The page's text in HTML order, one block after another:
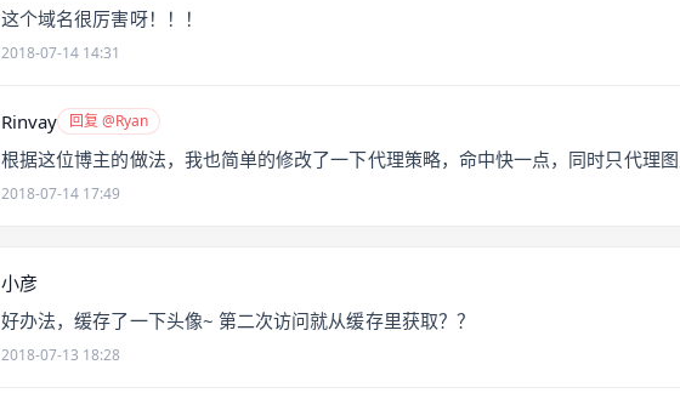
这个域名很厉害呀！！！
2018-07-14 14:31
Rinvay 回复 @Ryan
根据这位博主的做法，我也简单的修改了一下代理策略，命中快一点，同时只代理
2018-07-14 17:49
小彦
好办法，缓存了一下头像~ 第二次访问就从缓存里获取？？
2018-07-13 18:28